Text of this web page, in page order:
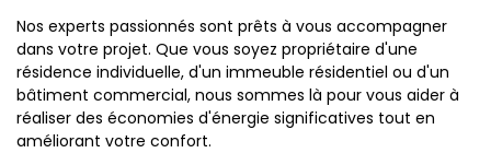
Nos experts passionnés sont prêts à vous accompagner
dans votre projet. Que vous soyez propriétaire d'une
résidence individuelle, d'un immeuble résidentiel ou d'un
bâtiment commercial, nous sommes là pour vous aider à
réaliser des économies d'énergie significatives tout en
améliorant votre confort.